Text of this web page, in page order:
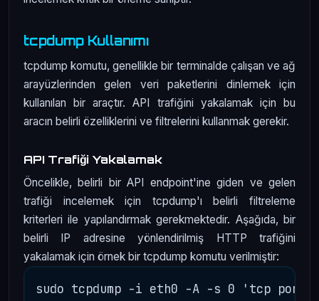
tcpdump Kullanımı
tcpdump komutu, genellikle bir terminalde çalışan ve ağ
arayüzlerinden gelen veri paketlerini dinlemek için
kullanılan bir araçtır. API trafiğini yakalamak için bu
aracın belirli özelliklerini ve filtrelerini kullanmak gerekir.
API Trafiği Yakalamak
Öncelikle, belirli bir API endpoint'ine giden ve gelen
trafiği incelemek için tcpdump'ı belirli filtreleme
kriterleri ile yapılandırmak gerekmektedir. Aşağıda, bir
belirli IP adresine yönlendirilmiş HTTP trafiğini
yakalamak için örnek bir tcpdump komutu verilmiştir: